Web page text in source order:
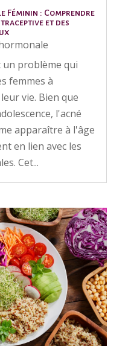
Féminin : Comprendre
et des
problème qui
femmes à
vie. Bien que
l'acné
apparaître à l'âge
en lien avec les
Cet...